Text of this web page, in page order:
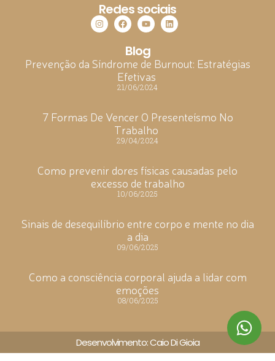
Redes sociais
Blog
Prevenção da Síndrome de Burnout: Estratégias
Efetivas
21/06/2024
7 Formas De Vencer O Presenteísmo No
Trabalho
29/04/2024
Como prevenir dores físicas causadas pelo
excesso de trabalho
10/06/2025
Sinais de desequilíbrio entre corpo e mente no dia
a dia
09/06/2025
Como a consciência corporal ajuda a lidar com
emoções
08/06/2025
Desenvolvimento: Caio Di Gioia